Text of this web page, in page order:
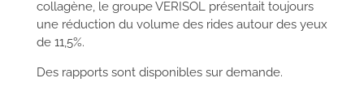
collagène, le groupe VERISOL présentait toujours
une réduction du volume des rides autour des yeux
de 11,5%.
Des rapports sont disponibles sur demande.